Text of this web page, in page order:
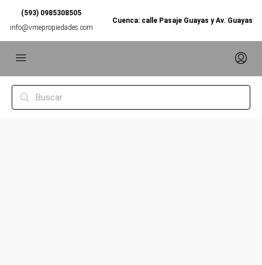
(593) 0985308505
info@vmepropiedades.com
Cuenca: calle Pasaje Guayas y Av. Guayas